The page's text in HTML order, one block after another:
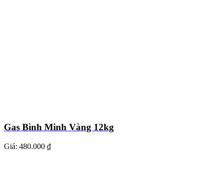
Gas Bình Minh Vàng 12kg
Giá: 480.000 ₫